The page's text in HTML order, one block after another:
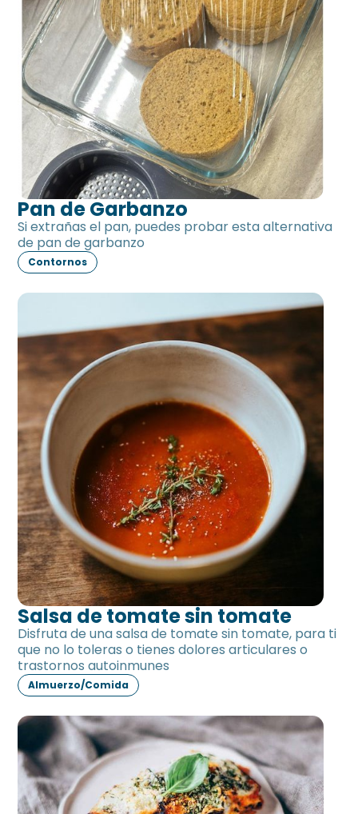
Pan de Garbanzo
Si extrañas el pan, puedes probar esta alternativa
de pan de garbanzo
Contornos
Salsa de tomate sin tomate
Salsa de tomate sin tomate
Disfruta de una salsa de tomate sin tomate, para ti
que no lo toleras o tienes dolores articulares o
trastornos autoinmunes
Almuerzo/Comida
Berenjena al gratén